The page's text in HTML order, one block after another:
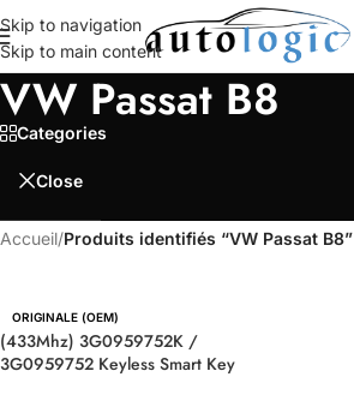
Skip to navigation
Skip to main content
VW Passat B8
Categories
Close
Accueil/Produits identifiés “VW Passat B8”
ORIGINALE (OEM)
(433Mhz) 3G0959752K /
3G0959752 Keyless Smart Key